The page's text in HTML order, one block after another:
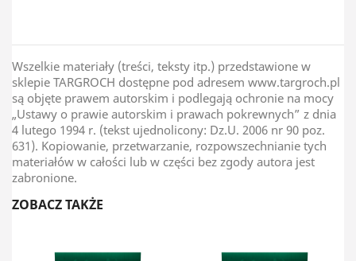
Wszelkie materiały (treści, teksty itp.) przedstawione w
sklepie TARGROCH dostępne pod adresem www.targroch.pl
są objęte prawem autorskim i podlegają ochronie na mocy
„Ustawy o prawie autorskim i prawach pokrewnych” z dnia
4 lutego 1994 r. (tekst ujednolicony: Dz.U. 2006 nr 90 poz.
631). Kopiowanie, przetwarzanie, rozpowszechnianie tych
materiałów w całości lub w części bez zgody autora jest
zabronione.
ZOBACZ TAKŻE